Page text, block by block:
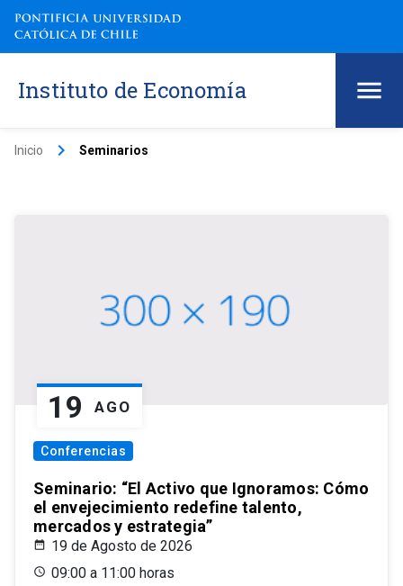
Instituto de Economía
Inicio keyboard_arrow_right Seminarios
19 AGO
Conferencias
Seminario: “El Activo que Ignoramos: Cómo
el envejecimiento redefine talento,
mercados y estrategia”
19 de Agosto de 2026
09:00 a 11:00 horas